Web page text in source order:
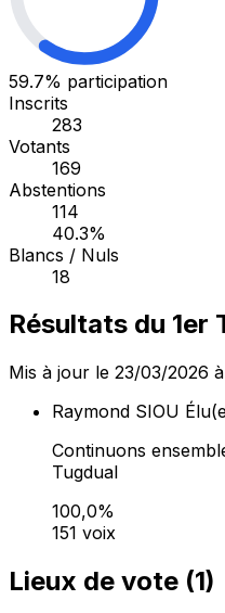
59.7% participation
Inscrits
283
Votants
169
Abstentions
114
40.3%
Blancs / Nuls
18
Résultats du 1er
Mis à jour le 23/03/2026
Raymond SIOU
Continuons
Tugdual
100,0%
151 voix
Lieux de vote (1)